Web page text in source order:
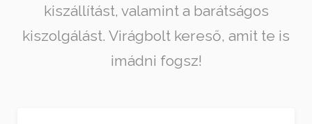
kiszállítást, valamint a barátságos
kiszolgálást. Virágbolt kereső, amit te is
imádni fogsz!